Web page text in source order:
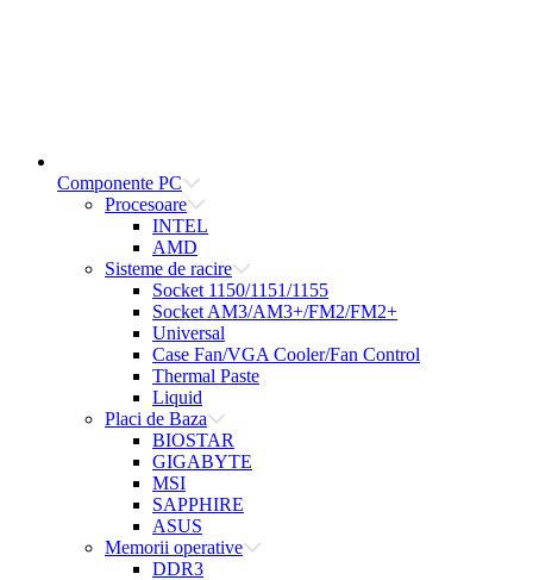
Componente PC
Procesoare
INTEL
AMD
Sisteme de racire
Socket 1150/1151/1155
Socket AM3/AM3+/FM2/FM2+
Universal
Case Fan/VGA Cooler/Fan Control
Thermal Paste
Liquid
Placi de Baza
BIOSTAR
GIGABYTE
MSI
SAPPHIRE
ASUS
Memorii operative
DDR3